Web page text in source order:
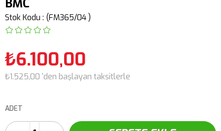
BMC
Stok Kodu (FM365/04 )
₺6.100,00
₺1.525,00 'den başlayan taksitlerle
ADET